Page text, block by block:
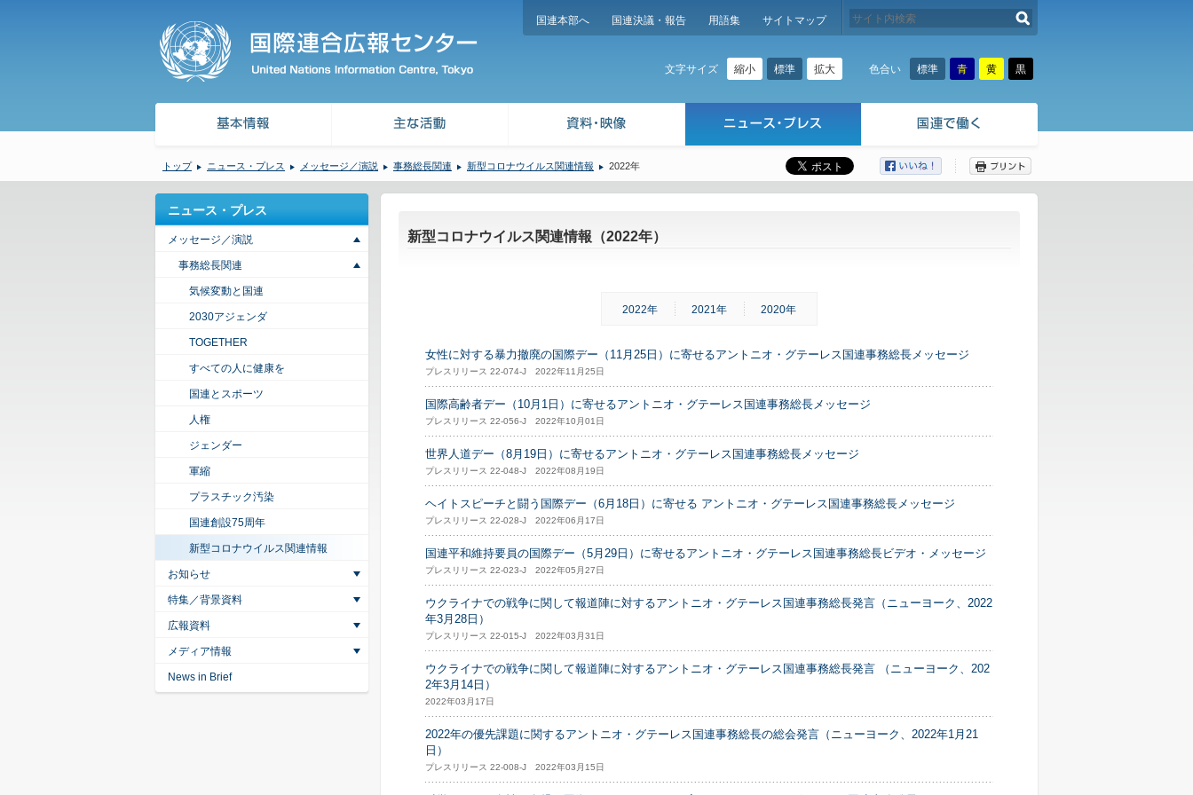
国連本部へ 国連決議・報告 用語集 サイトマップ
文字サイズ 縮小 標準 拡大 色合い 標準 青 黄 黒
トップ ニュース・プレス メッセージ／演説 事務総長関連 新型コロナウイルス関連情報 2022年
新型コロナウイルス関連情報（2022年）
2022年 2021年 2020年
女性に対する暴力撤廃の国際デー（11月25日）に寄せるアントニオ・グテーレス国連事務総長メッセージ
プレスリリース 22-074-J 2022年11月25日
国際高齢者デー（10月1日）に寄せるアントニオ・グテーレス国連事務総長メッセージ
プレスリリース 22-056-J 2022年10月01日
世界人道デー（8月19日）に寄せるアントニオ・グテーレス国連事務総長メッセージ
プレスリリース 22-048-J 2022年08月19日
ヘイトスピーチと闘う国際デー（6月18日）に寄せる アントニオ・グテーレス国連事務総長メッセージ
プレスリリース 22-028-J 2022年06月17日
国連平和維持要員の国際デー（5月29日）に寄せるアントニオ・グテーレス国連事務総長ビデオ・メッセージ
プレスリリース 22-023-J 2022年05月27日
ウクライナでの戦争に関して報道陣に対するアントニオ・グテーレス国連事務総長発言（ニューヨーク、2022
年3月28日）
プレスリリース 22-015-J 2022年03月31日
ウクライナでの戦争に関して報道陣に対するアントニオ・グテーレス国連事務総長発言 （ニューヨーク、202
2年3月14日）
2022年03月17日
2022年の優先課題に関するアントニオ・グテーレス国連事務総長の総会発言（ニューヨーク、2022年1月21
日）
プレスリリース 22-008-J 2022年03月15日
ニュース・プレス
メッセージ／演説
事務総長関連
気候変動と国連
2030アジェンダ
TOGETHER
すべての人に健康を
国連とスポーツ
人権
ジェンダー
軍縮
プラスチック汚染
国連創設75周年
新型コロナウイルス関連情報
お知らせ
特集／背景資料
広報資料
メディア情報
News in Brief